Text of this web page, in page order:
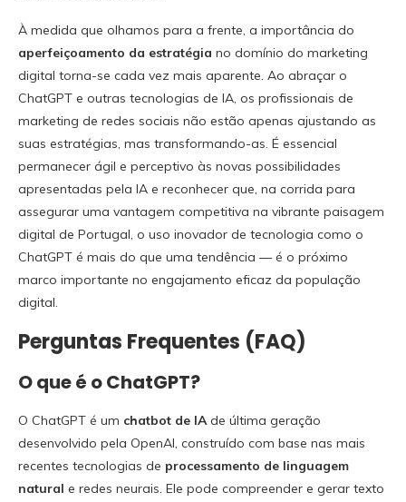
À medida que olhamos para a frente, a importância do
aperfeiçoamento da estratégia no domínio do marketing
digital torna-se cada vez mais aparente. Ao abraçar o
ChatGPT e outras tecnologias de IA, os profissionais de
marketing de redes sociais não estão apenas ajustando as
suas estratégias, mas transformando-as. É essencial
permanecer ágil e perceptivo às novas possibilidades
apresentadas pela IA e reconhecer que, na corrida para
assegurar uma vantagem competitiva na vibrante paisagem
digital de Portugal, o uso inovador de tecnologia como o
ChatGPT é mais do que uma tendência — é o próximo
marco importante no engajamento eficaz da população
digital.
Perguntas Frequentes (FAQ)
O que é o ChatGPT?
O ChatGPT é um chatbot de IAde última geração
desenvolvido pela OpenAI, construído com base nas mais
recentes tecnologias de processamento de linguagem
natural e redes neurais. Ele pode compreender e gerar texto